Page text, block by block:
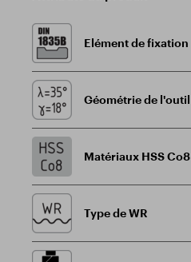
Elément de fixation
Géométrie de l'outil
Matériaux HSS Co8
Type de WR